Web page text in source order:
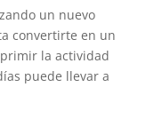
un nuevo
convertirte en un
la actividad
puede llevar a